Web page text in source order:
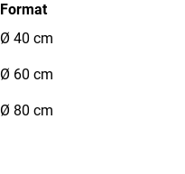
Format
Ø 40 cm
Ø 60 cm
Ø 80 cm